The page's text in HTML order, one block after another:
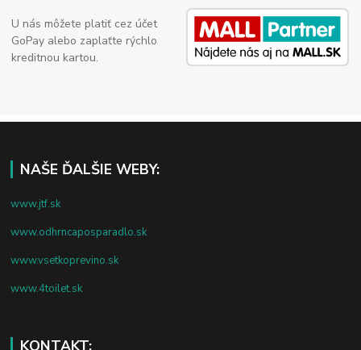
U nás môžete platiť cez účet
GoPay alebo zaplaťte rýchlo
kreditnou kartou.
NAŠE ĎALŠIE WEBY:
www.jtf.sk
www.odhrncaposparadlo.sk
www.vsetkoprevino.sk
www.4toilet.sk